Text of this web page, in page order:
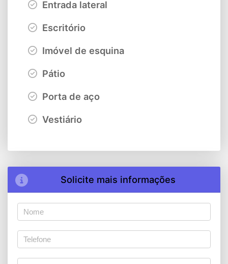
Entrada lateral
Escritório
Imóvel de esquina
Pátio
Porta de aço
Vestiário
Solicite mais informações